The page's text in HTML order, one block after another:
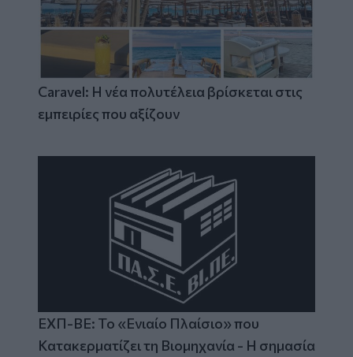
Caravel: Η νέα πολυτέλεια βρίσκεται στις
εμπειρίες που αξίζουν
ΕΧΠ-ΒΕ: Το «Ενιαίο Πλαίσιο» που
Κατακερματίζει τη Βιομηχανία - Η σημασία